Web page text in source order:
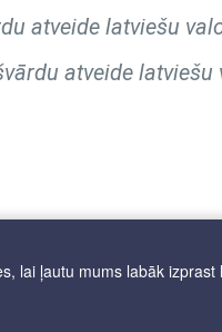
atveide latviešu
atveide latviešu
lai ļautu mums labāk